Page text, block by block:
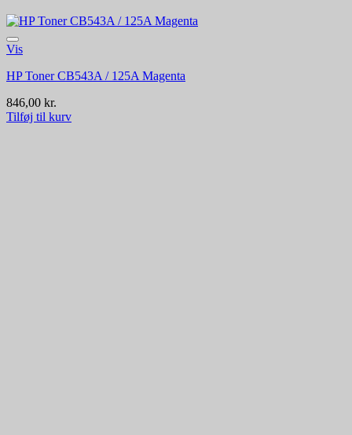
Vis
HP Toner CB543A / 125A Magenta
846,00 kr.
Tilføj til kurv